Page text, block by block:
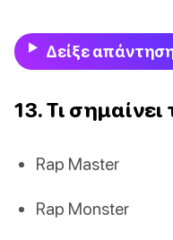
Δείξε
13. Τι σημαίνει
Rap Master
Rap Monster